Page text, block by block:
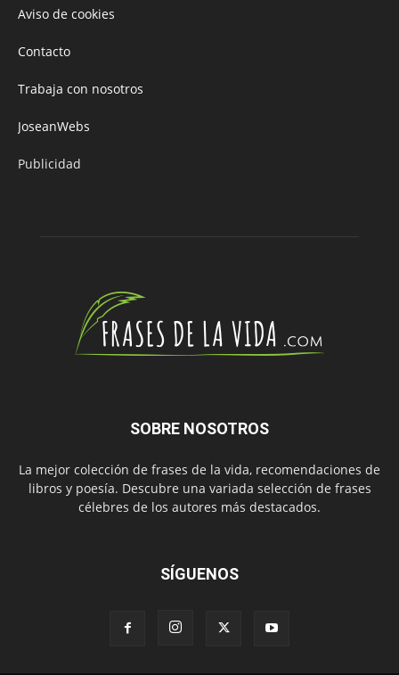
Aviso de cookies
Contacto
Trabaja con nosotros
JoseanWebs
Publicidad
SOBRE NOSOTROS
La mejor colección de frases de la vida, recomendaciones de
libros y poesía. Descubre una variada selección de frases
célebres de los autores más destacados.
SÍGUENOS